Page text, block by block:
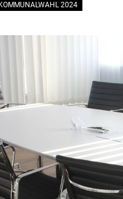
2024